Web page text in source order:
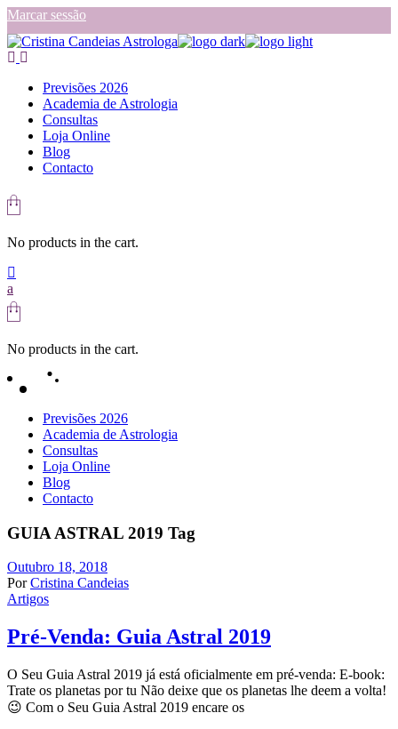
Skip
the
content
Marcar sessão
Previsões 2026
Academia de Astrologia
Consultas
Loja Online
Blog
Contacto
No products in the cart.
No products in the cart.
Previsões 2026
Academia de Astrologia
Consultas
Loja Online
Blog
Contacto
GUIA ASTRAL 2019 Tag
Outubro 18, 2018
Por Cristina Candeias
Artigos
Pré-Venda: Guia Astral 2019
O Seu Guia Astral 2019 já está oficialmente em pré-venda: E-book:
Trate os planetas por tu Não deixe que os planetas lhe deem a volta!
😉 Com o Seu Guia Astral 2019 encare os